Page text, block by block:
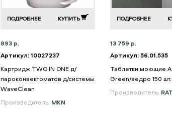
ПОДРОБНЕЕ КУПИТЬ
893 р.
Артикул: 10027237
Картридж TWO IN ONE д/
пароконвектоматов д/системы
WaveClean
Производитель: MKN
ПОДРОБНЕЕ
13 759 р.
Артикул: 56.01.535
Таблетки моющие
Green/ведро 150 шт.
Производитель: